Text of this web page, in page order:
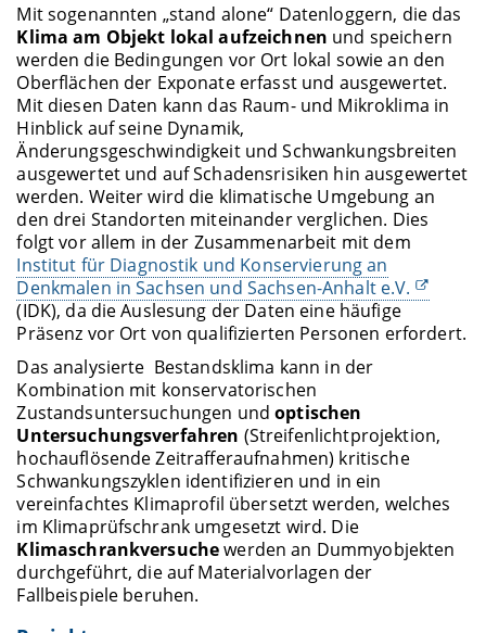
Mit sogenannten „stand alone“ Datenloggern, die das
Klima am Objekt lokal aufzeichnen und speichern
werden die Bedingungen vor Ort lokal sowie an den
Oberflächen der Exponate erfasst und ausgewertet.
Mit diesen Daten kann das Raum- und Mikroklima in
Hinblick auf seine Dynamik,
Änderungsgeschwindigkeit und Schwankungsbreiten
ausgewertet und auf Schadensrisiken hin ausgewertet
werden. Weiter wird die klimatische Umgebung an
den drei Standorten miteinander verglichen. Dies
folgt vor allem in der Zusammenarbeit mit dem
Institut für Diagnostik und Konservierung an
Denkmalen in Sachsen und Sachsen-Anhalt e.V.
(IDK), da die Auslesung der Daten eine häufige
Präsenz vor Ort von qualifizierten Personen erfordert.
Das analysierte Bestandsklima kann in der
Kombination mit konservatorischen
Zustandsuntersuchungen undoptischen
Untersuchungsverfahren (Streifenlichtprojektion,
hochauflösende Zeitrafferaufnahmen) kritische
Schwankungszyklen identifizieren und in ein
vereinfachtes Klimaprofil übersetzt werden, welches
im Klimaprüfschrank umgesetzt wird. Die
Klimaschrankversuchewerden an Dummyobjekten
durchgeführt, die auf Materialvorlagen der
Fallbeispiele beruhen.